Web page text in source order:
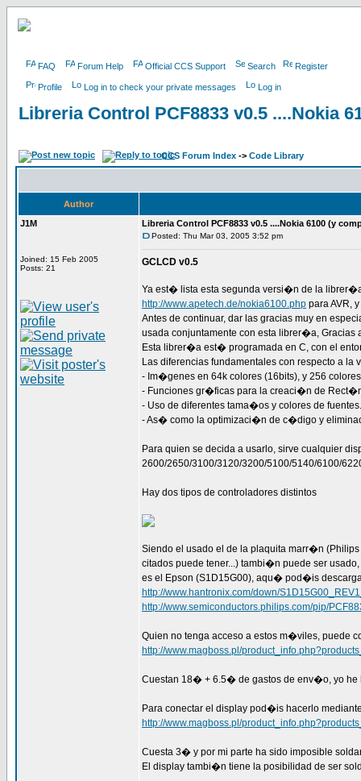
FAQ Forum Help Official CCS Support Search Register
Profile Log in to check your private messages Log in
Libreria Control PCF8833 v0.5 ....Nokia
CCS Forum Index -> Code Library
Author
J1M
Joined: 15 Feb 2005
Posts: 21
Libreria Control PCF8833 v0.5 ....Nokia 6100 (y
Posted: Thu Mar 03, 2005 3:52 pm
GCLCD v0.5
Ya est� lista esta segunda versi�n de la
http://www.apetech.de/nokia6100.php para AVR,
Antes de continuar, dar las gracias muy en
usada conjuntamente con esta librer�a, Gracias
Esta librer�a est� programada en C, con el
Las diferencias fundamentales con respecto a la
- Im�genes en 64k colores (16bits), y 256
- Funciones gr�ficas para la creaci�n de
- Uso de diferentes tama�os y colores de fuentes.
- As� como la optimizaci�n de c�digo y
Para quien se decida a usarlo, sirve cualquier
2600/2650/3100/3120/3200/5100/5140/6100/
Hay dos tipos de controladores distintos
Siendo el usado el de la plaquita marr�n
citados puede tener...) tambi�n puede ser
es el Epson (S1D15G00), aqu� pod�is
http://www.hantronix.com/down/
http://www.semiconductors.philips.com/pip/
Quien no tenga acceso a estos m�viles, puede
http://www.magboss.pl/
Cuestan 18� + 6.5� de gastos de env�o, yo he
Para conectar el display pod�is hacerlo
http://www.magboss.pl/
Cuesta 3� y por mi parte ha sido imposible
El display tambi�n tiene la posibilidad de ser